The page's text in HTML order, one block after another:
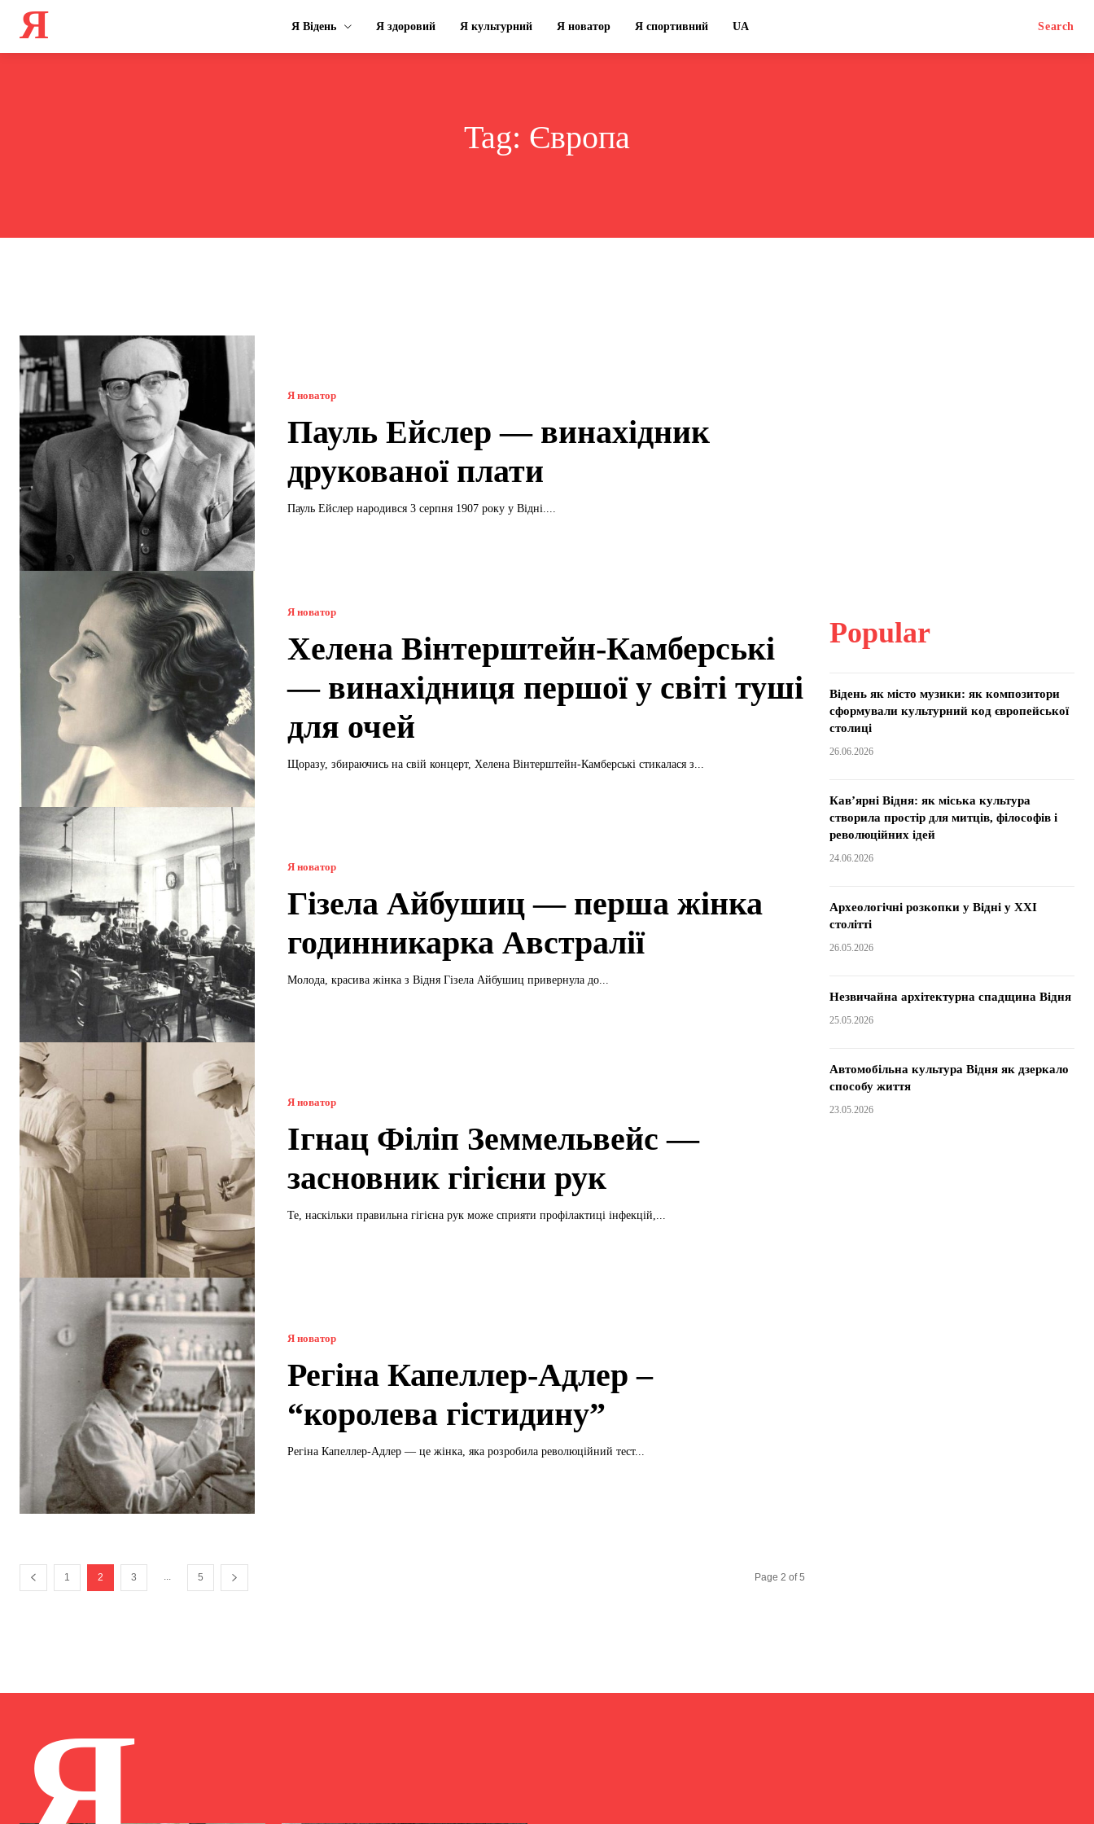
Я Я Відень Я здоровий Я культурний Я новатор Я спортивний UA Search
Tag: Європа
Я новатор
Пауль Ейслер — винахідник
друкованої плати
Пауль Ейслер народився 3 серпня 1907 року у Відні....
Я новатор
Хелена Вінтерштейн-Камберські
— винахідниця першої у світі туші
для очей
Щоразу, збираючись на свій концерт, Хелена Вінтерштейн-Камберські стикалася з...
Я новатор
Гізела Айбушиц — перша жінка
годинникарка Австралії
Молода, красива жінка з Відня Гізела Айбушиц привернула до...
Я новатор
Ігнац Філіп Земмельвейс —
засновник гігієни рук
Те, наскільки правильна гігієна рук може сприяти профілактиці інфекцій,...
Я новатор
Регіна Капеллер-Адлер –
“королева гістидину”
Регіна Капеллер-Адлер — це жінка, яка розробила революційний тест...
1 2 3 5 Page 2 of 5
Popular
Відень як місто музики: як композитори
сформували культурний код європейської
столиці
26.06.2026
Кав’ярні Відня: як міська культура
створила простір для митців, філософів і
революційних ідей
24.06.2026
Археологічні розкопки у Відні у XXI
столітті
26.05.2026
Незвичайна архітектурна спадщина Відня
25.05.2026
Автомобільна культура Відня як дзеркало
способу життя
23.05.2026